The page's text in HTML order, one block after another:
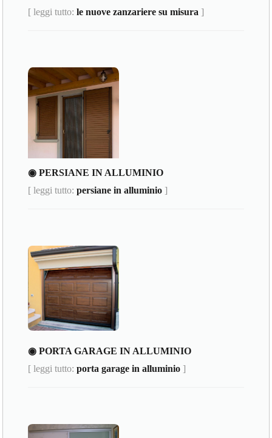
[ leggi tutto:le nuove zanzariere su misura ]
◉ PERSIANE IN ALLUMINIO
[ leggi tutto:persiane in alluminio ]
◉ PORTA GARAGE IN ALLUMINIO
[ leggi tutto:porta garage in alluminio ]